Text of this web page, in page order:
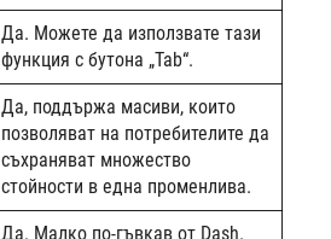
Да. Можете да използвате тази
функция с бутона „Tab“.
Да, поддържа масиви, които
позволяват на потребителите да
съхраняват множество
стойности в една променлива.
Да. Малко по-гъвкав от Dash.